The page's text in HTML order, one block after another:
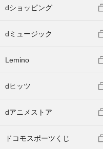
dショッピング
dミュージック
Lemino
dヒッツ
dアニメストア
ドコモスポーツくじ